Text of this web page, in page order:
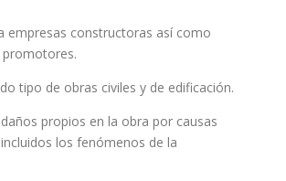
empresas constructoras así como
tipo de obras civiles y de edificación.
propios en la obra por causas
los fenómenos de la